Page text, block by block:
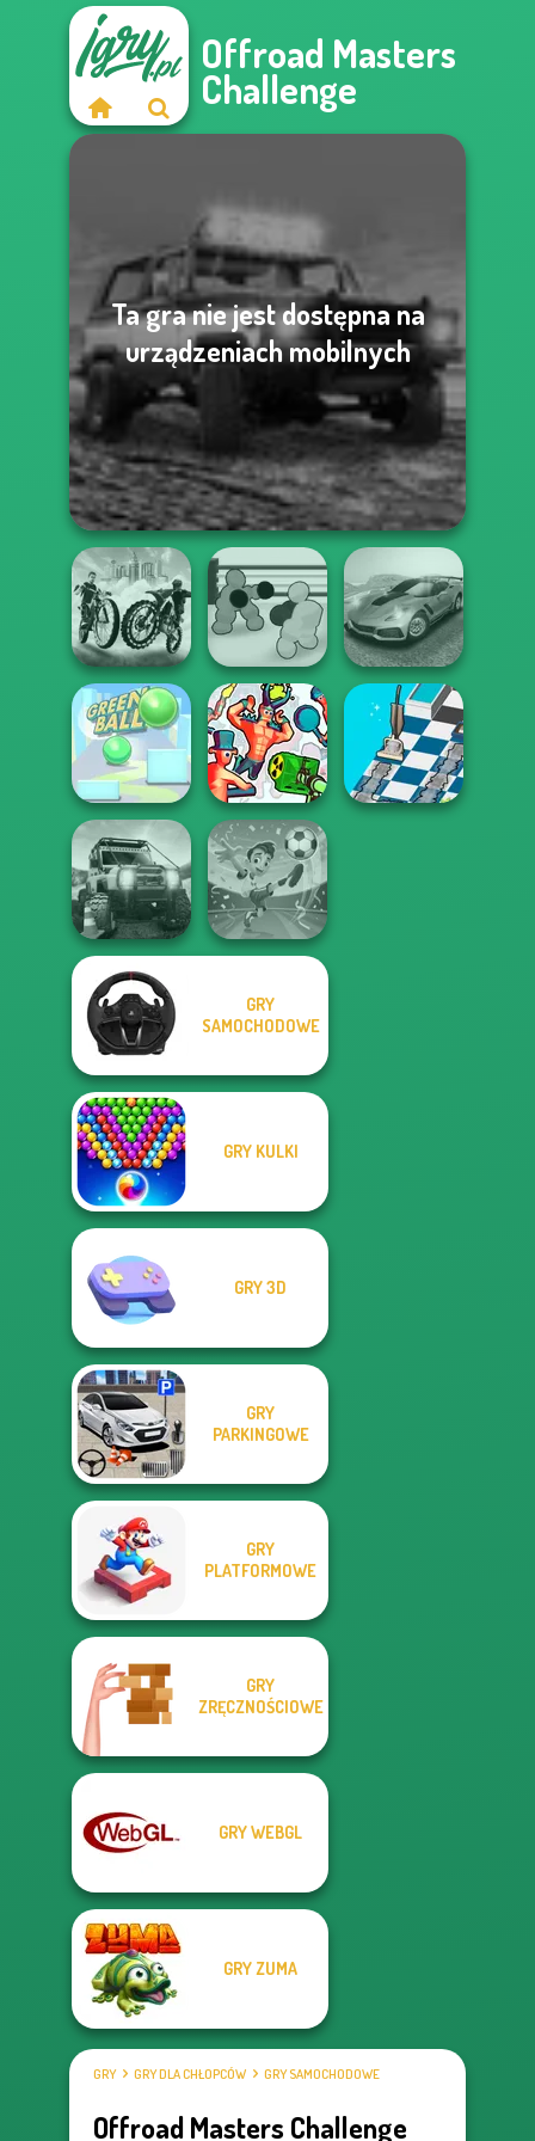
Offroad Masters
Challenge
Ta gra nie jest dostępna na
urządzeniach mobilnych
City Bike Racing
Champion
Boxing Gang
Stars
Madness Driver
Vertigo City
Green Ball Funny Shooter 2
Offroad Life 3D
Football
GRY
SAMOCHODOWE
GRY KULKI
GRY 3D
GRY
PARKINGOWE
GRY
PLATFORMOWE
GRY
ZRĘCZNOŚCIOWE
GRY WEBGL
GRY ZUMA
GRY GRY DLA CHŁOPCÓW GRY SAMOCHODOWE
Offroad Masters Challenge